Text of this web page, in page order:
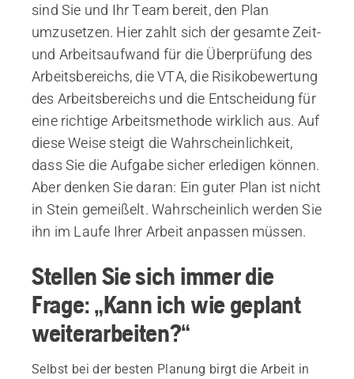
sind Sie und Ihr Team bereit, den Plan
umzusetzen. Hier zahlt sich der gesamte Zeit-
und Arbeitsaufwand für die Überprüfung des
Arbeitsbereichs, die VTA, die Risikobewertung
des Arbeitsbereichs und die Entscheidung für
eine richtige Arbeitsmethode wirklich aus. Auf
diese Weise steigt die Wahrscheinlichkeit,
dass Sie die Aufgabe sicher erledigen können.
Aber denken Sie daran: Ein guter Plan ist nicht
in Stein gemeißelt. Wahrscheinlich werden Sie
ihn im Laufe Ihrer Arbeit anpassen müssen.
Stellen Sie sich immer die
Frage: „Kann ich wie geplant
weiterarbeiten?“
Selbst bei der besten Planung birgt die Arbeit in